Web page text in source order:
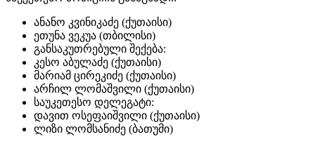
ანანო კვინიკაძე (ქუთაისი)
ეთუნა ვეკუა (თბილისი)
განსაკუთრებული შექება:
კესო აბულაძე (ქუთაისი)
მარიამ ცირეკიძე (ქუთაისი)
არჩილ ლომაშვილი (ქუთაისი)
საუკეთესო დელეგატი:
დავით ოსეფაიშვილი (ქუთაისი)
ლიზი ლომსანიძე (ბათუმი)